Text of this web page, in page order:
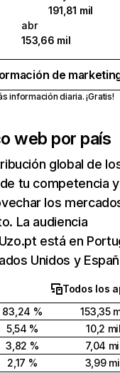
191,81 mil
abr
153,66 mil
de
información diaria. ¡Gratis!
web por país
global de
tu competencia y
los
La audiencia
está en
Unidos y
Todos los
83,24 %
153,35
5,54 %
10,2
3,82 %
7,04
2,17 %
3,99